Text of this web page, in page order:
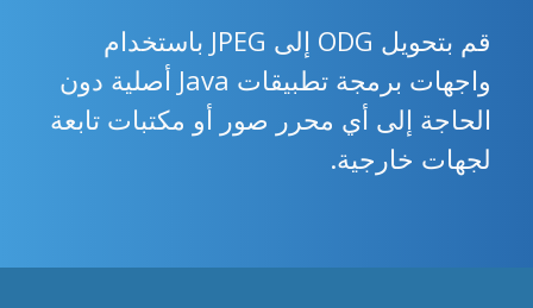
قم بتحويل ODG إلى JPEG باستخدام
واجهات برمجة تطبيقات Java أصلية دون
الحاجة إلى أي محرر صور أو مكتبات تابعة
لجهات خارجية.